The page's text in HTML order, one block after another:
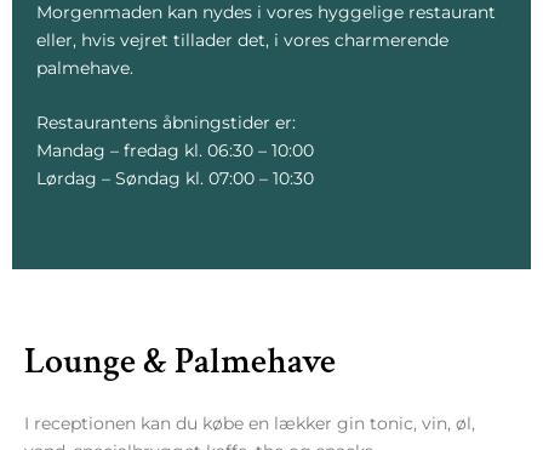
Morgenmaden kan nydes i vores hyggelige restaurant
eller, hvis vejret tillader det, i vores charmerende
palmehave.
Restaurantens åbningstider er:
Mandag – fredag kl. 06:30 – 10:00
Lørdag – Søndag kl. 07:00 – 10:30
Lounge & Palmehave
I receptionen kan du købe en lækker gin tonic, vin, øl,